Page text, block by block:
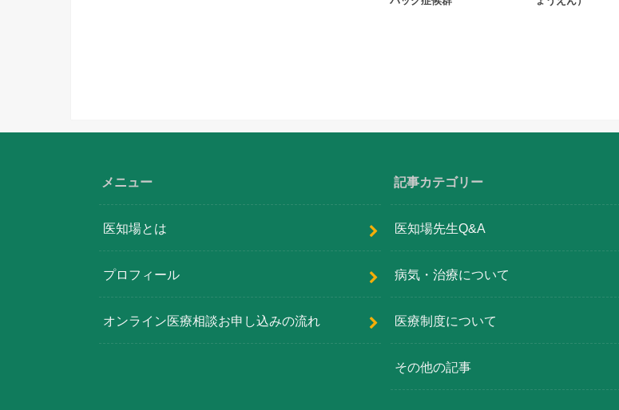
メニュー
医知場とは
プロフィール
オンライン医療相談お申し込みの流れ
記事カテゴリー
医知場先生Q&A
病気・治療について
医療制度について
その他の記事